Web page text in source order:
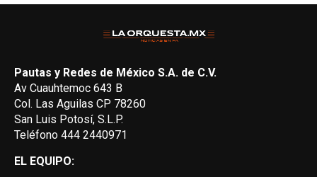
Pautas y Redes de México S.A. de C.V.
Av Cuauhtemoc 643 B
Col. Las Aguilas CP 78260
San Luis Potosí, S.L.P.
Teléfono 444 2440971
EL EQUIPO: